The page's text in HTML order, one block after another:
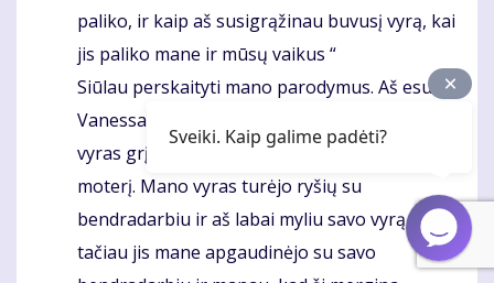
paliko, ir kaip aš susigrąžinau buvusį vyrą, kai
jis paliko mane ir mūsų vaikus “
Siūlau perskaityti mano parodymus. Aš esu
Vanessa Carsten, labai džiaugiuosi, kad mano
vyras grįžo po to, kai paliko mane pas kitą
moterį. Mano vyras turėjo ryšių su
bendradarbiu ir aš labai myliu savo vyrą,
tačiau jis mane apgaudinėjo su savo
Sveiki. Kaip galime padėti?